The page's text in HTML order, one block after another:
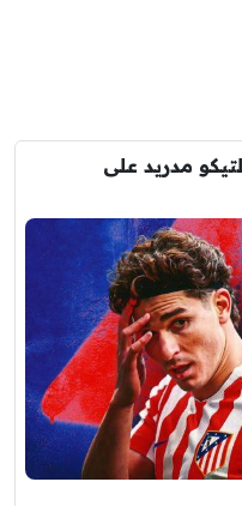
مدريد على